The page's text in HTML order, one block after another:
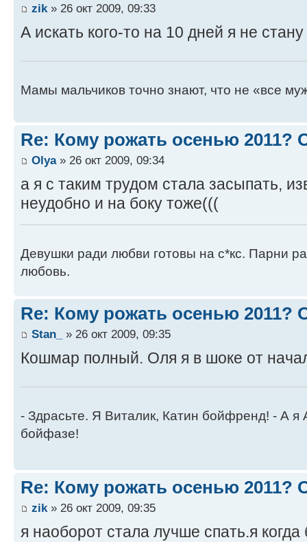
zik » 26 окт 2009, 09:33
А искать кого-то на 10 дней я не стану
Мамы мальчиков точно знают, что не «все
Re: Кому рожать осенью 2011?
Оlya» 26 окт 2009, 09:34
а я с таким трудом стала засыпать,
неудобно и на боку тоже(((
Девушки ради любви готовы на с*кс. Парни
любовь.
Re: Кому рожать осенью 2011?
Stan_ » 26 окт 2009, 09:35
Кошмар полный. Оля я в шоке от
- Здрасьте. Я Виталик, Катин бойфренд! - А я
бойфазе!
Re: Кому рожать осенью 2011?
zik » 26 окт 2009, 09:35
я наоборот стала лучше спать.я